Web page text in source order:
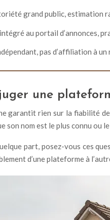
grand public, estimation
au portail d’annonces,
pas d’affiliation à un
une
garantit rien sur la fiabilité
son nom est le plus connu ou
part, posez-vous ces
d’une plateforme à